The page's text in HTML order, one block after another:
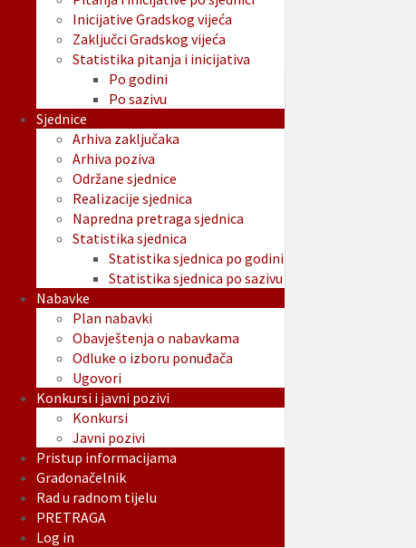
Inicijative Gradskog vijeća
Zaključci Gradskog vijeća
Statistika pitanja i inicijativa
Po godini
Po sazivu
Sjednice
Arhiva zaključaka
Arhiva poziva
Održane sjednice
Realizacije sjednica
Napredna pretraga sjednica
Statistika sjednica
Statistika sjednica po godini
Statistika sjednica po sazivu
Nabavke
Plan nabavki
Obavještenja o nabavkama
Odluke o izboru ponuđača
Ugovori
Konkursi i javni pozivi
Konkursi
Javni pozivi
Pristup informacijama
Gradonačelnik
Rad u radnom tijelu
PRETRAGA
Log in